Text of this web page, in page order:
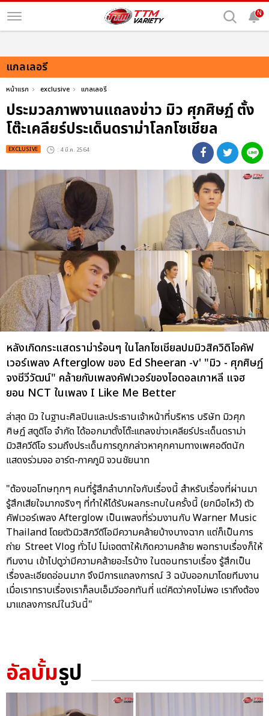
N
แกลเลอรี
หน้าแรก exclusive แกลเลอรี
ประมวลภาพงานแถลงข่าว มิว ศุภศิษฏ์ ตั้ง
โต๊ะเคลียร์ประเด็นดราม่าโลกโซเชียล
EXCLUSIVE : 4 มี.ค. 2564
หลังเกิดกระแสดราม่าร้อนๆ ในโลกโซเชียลปมมิวสิควิดิโอคัฟ
เวอร์เพลง Afterglow ของ Ed Sheeran -v' "มิว - ศุภศิษฏ์
จงชีวีวัฒน์" คล้ายกับเพลงคัฟเวอร์ของไอดอลเกาหลี แจฮ
ยอน NCT ในเพลง I Like Me Better
ล่าสุด มิว ในฐานะศิลปินและประธานเจ้าหน้าที่บริหาร บริษัท มิวศุภ
ศิษฏ์ สตูดิโอ จำกัด ได้ออกมาตั้งโต๊ะแถลงข่าวเคลียร์ประเด็นดราม่า
มิวสิควีดีโอ รวมถึงประเด็นการถูกกล่าวหาคุกคามทางเพศอดีตนัก
แสดงร่วมจอ อาร์ต-ภาคภูมิ จวนชัยนาท
"ต้องขอโทษทุกๆ คนที่รู้สึกลำบากใจกับเรื่องนี้ สำหรับเรื่องที่ผ่านมา
รู้สึกเสียใจมากจริงๆ ที่ทำให้ได้รับผลกระทบในครั้งนี้ (ยกมือไหว้) ตัว
คัฟเวอร์เพลง Afterglow เป็นเพลงที่ร่วมงานกับ Warner Music
Thailand โดยตัวมิวสิกวีดีโอมีความคล้ายบ้างบางฉาก แต่ก็เป็นการ
ถ่าย Street Vlog ทั่วไป ไม่เจตตาให้เกิดความคล้าย พอทราบเรื่องก็ให้
ทีมงาน เข้าไปดูว่ามีความคล้ายอะไรบ้าง ในตอนทราบเรื่อง รู้สึกเป็น
เรื่องละเอียดอ่อนมาก จึงมีการแถลงการณ์ 3 ฉบับออกมาโดยทีมงาน
เมื่อเราทราบเรื่องเราก็ลบเอ็มวีออกทันที่ แต่คิดว่าคงไม่พอ เราถึงต้อง
มาแถลงการณ์ในวันนี้"
อัลบั้มรูป